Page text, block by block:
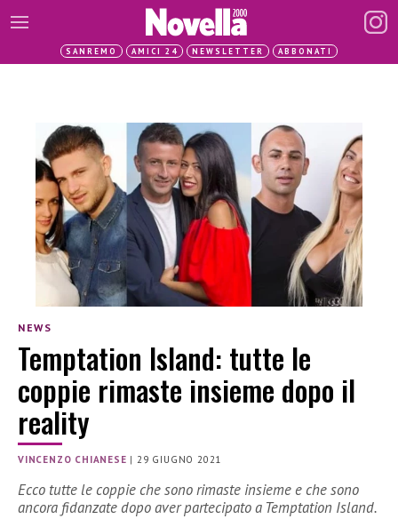
SANREMO AMICI 24 NEWSLETTER ABBONATI
NEWS
Temptation Island: tutte le
coppie rimaste insieme dopo il
reality
VINCENZO CHIANESE |29 GIUGNO 2021
Ecco tutte le coppie che sono rimaste insieme e che sono
ancora fidanzate dopo aver partecipato a Temptation Island.